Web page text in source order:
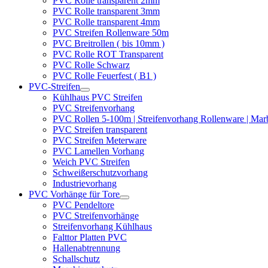
PVC Rolle transparent 3mm
PVC Rolle transparent 4mm
PVC Streifen Rollenware 50m
PVC Breitrollen ( bis 10mm )
PVC Rolle ROT Transparent
PVC Rolle Schwarz
PVC Rolle Feuerfest ( B1 )
PVC-Streifen
Kühlhaus PVC Streifen
PVC Streifenvorhang
PVC Rollen 5-100m | Streifenvorhang Rollenware |
PVC Streifen transparent
PVC Streifen Meterware
PVC Lamellen Vorhang
Weich PVC Streifen
Schweißerschutzvorhang
Industrievorhang
PVC Vorhänge für Tore
PVC Pendeltore
PVC Streifenvorhänge
Streifenvorhang Kühlhaus
Falttor Platten PVC
Hallenabtrennung
Schallschutz